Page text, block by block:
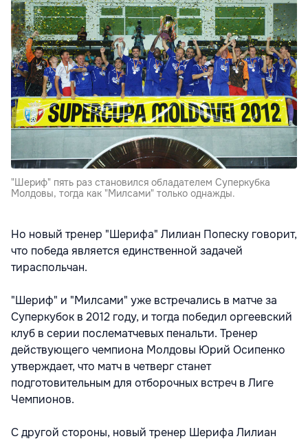
"Шериф" пять раз становился обладателем Суперкубка
Молдовы, тогда как "Милсами" только однажды.
Но новый тренер "Шерифа" Лилиан Попеску говорит,
что победа является единственной задачей
тираспольчан.
"Шериф" и "Милсами" уже встречались в матче за
Суперкубок в 2012 году, и тогда победил оргеевский
клуб в серии послематчевых пенальти. Тренер
действующего чемпиона Молдовы Юрий Осипенко
утверждает, что матч в четверг станет
подготовительным для отборочных встреч в Лиге
Чемпионов.
С другой стороны, новый тренер Шерифа Лилиан